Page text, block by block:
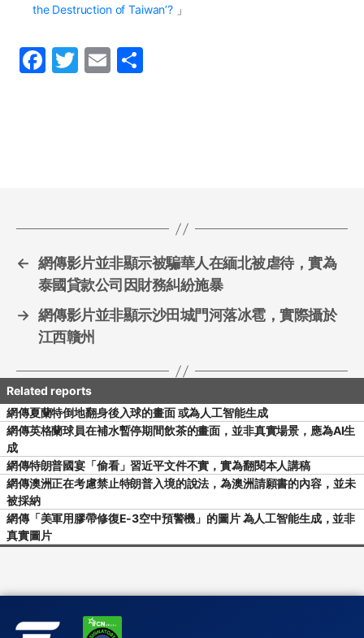
the Destruction of Taiwan’? 」
F
T
E
← 網傳影片並非顯示被騙華人在緬北被虐待，實為
泰國貸款公司因財務糾紛施暴
→ 網傳影片並非顯示沙田城門河落冰雹，實際攝於
江西贛州
網傳夏蘭特倒地翻身後入球的畫面 或為人工智能生成
網傳英格蘭球員在補水暫停期間飲茶的畫面，並非真實場景，應為AI生
成
網傳特朗普國宴「偷看」習近平文件不實，實為翻閱本人講稿
網傳澳洲正在考慮禁止特朗普入境的說法，為澳洲請願書的內容，並未
被採納
網傳「美軍用膠帶修復E-3空中預警機」的圖片 為人工智能生成，並非
真實圖片